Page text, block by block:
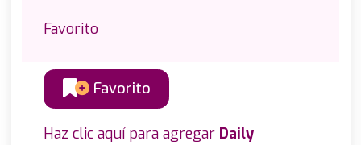
Favorito
Favorito
Haz clic aquí para agregar Daily